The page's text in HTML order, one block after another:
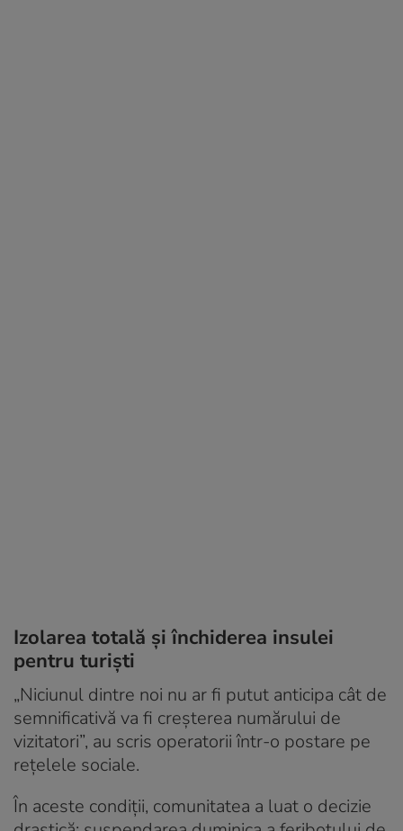
Izolarea totală și închiderea insulei
pentru turiști
„Niciunul dintre noi nu ar fi putut anticipa cât de
semnificativă va fi creșterea numărului de
vizitatori”, au scris operatorii într-o postare pe
rețelele sociale.
În aceste condiții, comunitatea a luat o decizie